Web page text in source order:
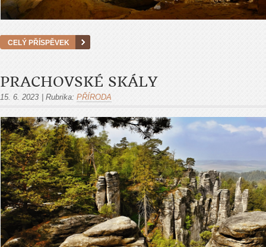
CELÝ PŘÍSPĚVEK
PRACHOVSKÉ SKÁLY
15. 6. 2023 Rubrika: PŘÍRODA